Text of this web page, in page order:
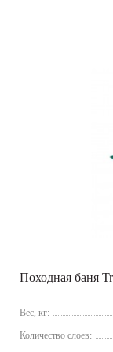
Походная баня
Вес, кг:
Количество слоев: